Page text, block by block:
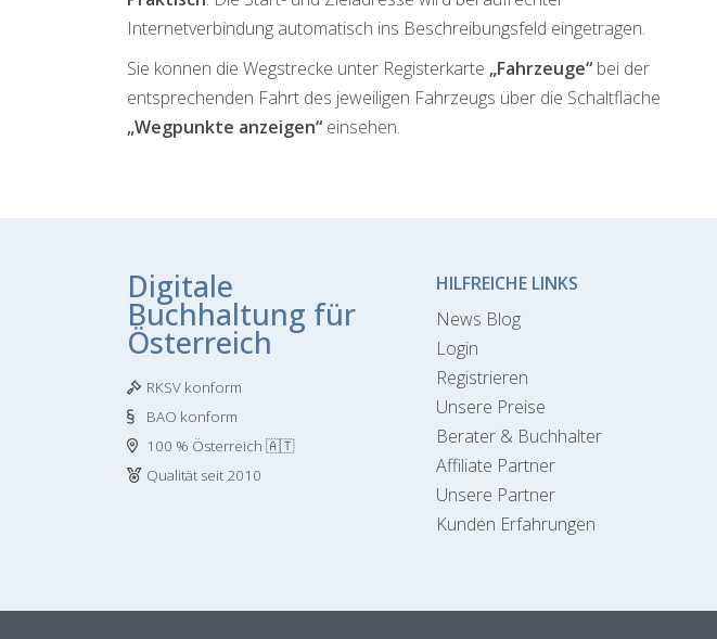
Internetverbindung automatisch ins Beschreibungsfeld eingetragen.
Sie können die Wegstrecke unter Registerkarte „Fahrzeuge“ bei der
entsprechenden Fahrt des jeweiligen Fahrzeugs über die Schaltfläche
„Wegpunkte anzeigen“ einsehen.
Digitale
Buchhaltung für
Österreich
RKSV konform
BAO konform
100 % Österreich 🇦🇹
Qualität seit 2010
HILFREICHE LINKS
News Blog
Login
Registrieren
Unsere Preise
Berater & Buchhalter
Affiliate Partner
Unsere Partner
Kunden Erfahrungen